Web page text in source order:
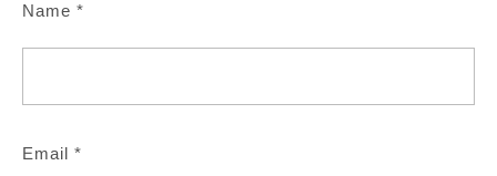
Name *
Email *